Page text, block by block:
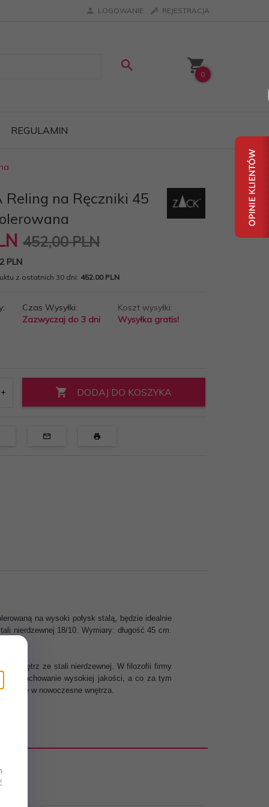
LOGOWANIE REJESTRACJA
0
REGULAMIN
Reling na Ręczniki 45
452,00 PLN
PLN
z ostatnich 30 dni: 452.00 PLN
Czas Wysyłki:
Zazwyczaj do 3 dni
Koszt wysyłki:
Wysyłka gratis!
DODAJ DO KOSZYKA
na wysoki połysk stalą, będzie idealnie
nierdzewnej 18/10. Wymiary: długość 45 cm.
wnętrz ze stali nierdzewnej. W filozofii firmy
na zachowanie wysokiej jakości, a co za tym
się w nowoczesne wnętrza.